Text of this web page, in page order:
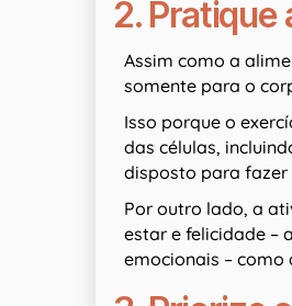
2. Pratique
Assim como a
somente para o
Isso porque o
das células,
disposto para
Por outro lado, a
estar e felicidade –
emocionais – como